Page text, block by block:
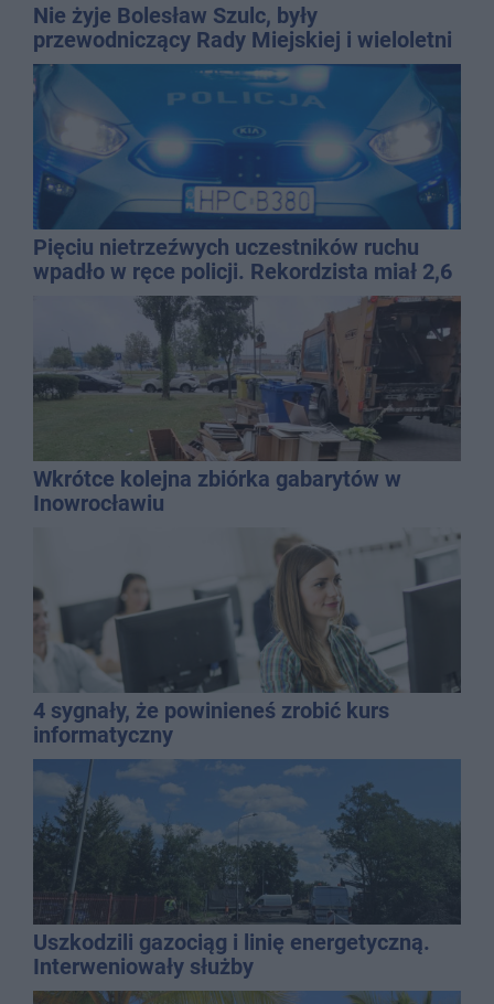
Nie żyje Bolesław Szulc, były
przewodniczący Rady Miejskiej i wieloletni
dyrektor SP 14
Pięciu nietrzeźwych uczestników ruchu
wpadło w ręce policji. Rekordzista miał 2,6
Wkrótce kolejna zbiórka gabarytów w
Inowrocławiu
4 sygnały, że powinieneś zrobić kurs
informatyczny
Uszkodzili gazociąg i linię energetyczną.
Interweniowały służby